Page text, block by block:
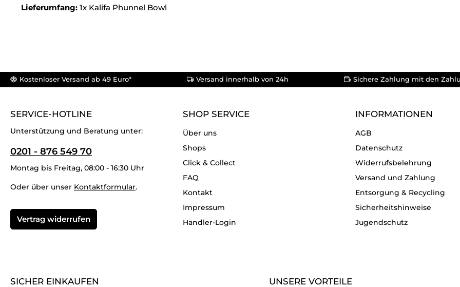
Lieferumfang: 1x Kalifa Phunnel Bowl
Kostenloser Versand ab 49 Euro* Versand innerhalb von 24h Sichere Zahlung mit den
SERVICE-HOTLINE
Unterstützung und Beratung unter:
0201 - 876 549 70
Montag bis Freitag, 08:00 - 16:30 Uhr
Oder über unser Kontaktformular.
Vertrag widerrufen
SHOP SERVICE
Über uns
Shops
Click & Collect
FAQ
Kontakt
Impressum
Händler-Login
INFORMATIONEN
AGB
Datenschutz
Widerrufsbelehrung
Versand und Zahlung
Entsorgung & Recycling
Sicherheitshinweise
Jugendschutz
SICHER EINKAUFEN UNSERE VORTEILE